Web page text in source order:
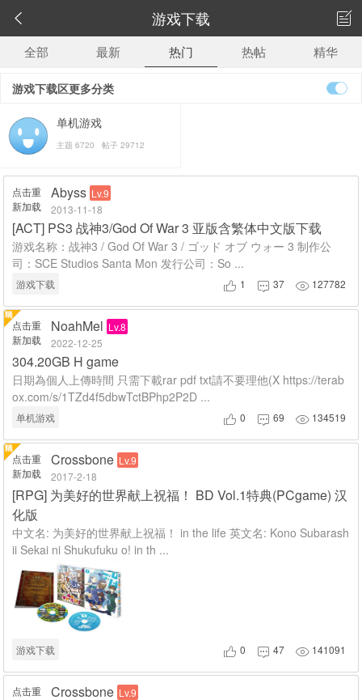
 游戏下载

全部
最新 热门 热帖 精华
游戏下载区更多分类
单机游戏
主题 6720 帖子 29712
点击重
新加载
Abyss Lv.9
2013-11-18
[ACT] PS3 战神3/God Of War 3 亚版含繁体中文版下载
游戏名称：战神3 / God Of War 3 / ゴッド オブ ウォー 3 制作公
司：SCE Studios Santa Mon 发行公司：So ...
游戏下载  1  37  127782
点击重
新加载
NoahMel Lv.8
2022-12-25
304.20GB H game
日期為個人上傳時間 只需下載rar pdf txt請不要理他(X https://terab
ox.com/s/1TZd4f5dbwTctBPhp2P2D ...
单机游戏  0  69  134519
点击重
新加载
Crossbone Lv.9
2017-2-18
[RPG] 为美好的世界献上祝福！ BD Vol.1特典(PCgame) 汉
化版
中文名: 为美好的世界献上祝福！ in the life 英文名: Kono Subarash
ii Sekai ni Shukufuku o! in th ...
游戏下载  0  47  141091
点击重
Crossbone Lv.9